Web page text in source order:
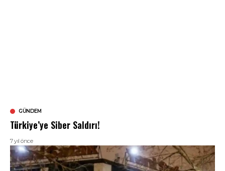
GÜNDEM
Türkiye’ye Siber Saldırı!
7 yıl önce